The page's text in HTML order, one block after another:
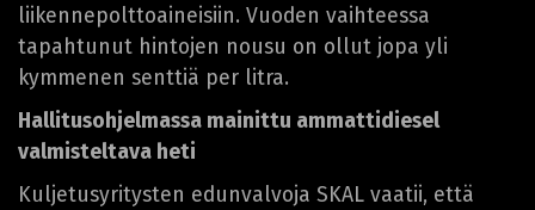
liikennepolttoaineisiin. Vuoden vaihteessa
tapahtunut hintojen nousu on ollut jopa yli
kymmenen senttiä per litra.
Hallitusohjelmassa mainittu ammattidiesel
valmisteltava heti
Kuljetusyritysten edunvalvoja SKAL vaatii, että